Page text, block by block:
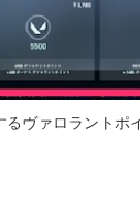
ヴァロラントポ